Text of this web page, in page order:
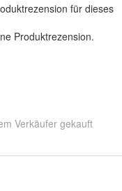
für dieses
Produktrezension.
Verkäufer gekauft